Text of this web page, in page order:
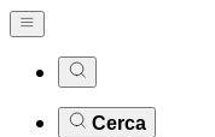
Cerca